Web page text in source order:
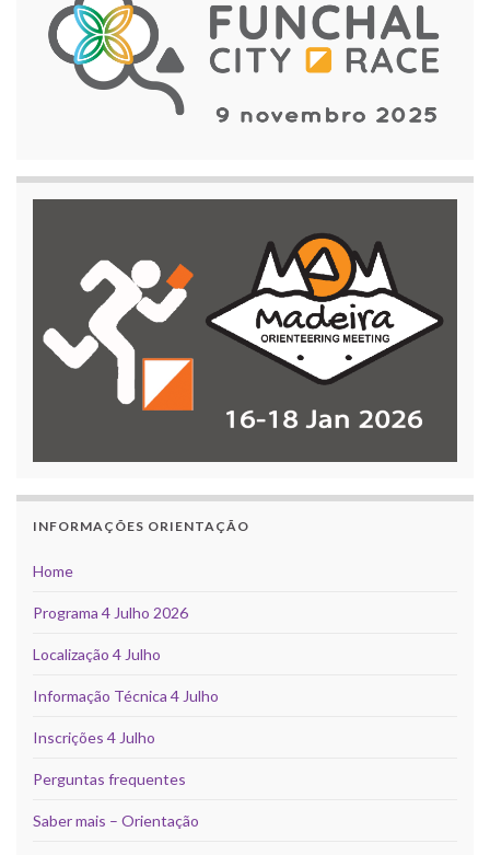
INFORMAÇÕES ORIENTAÇÃO
Home
Programa 4 Julho 2026
Localização 4 Julho
Informação Técnica 4 Julho
Inscrições 4 Julho
Perguntas frequentes
Saber mais – Orientação